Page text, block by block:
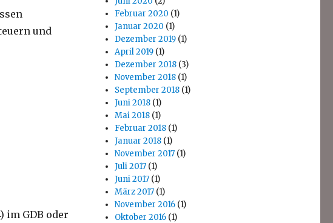
und
im GDB oder
Februar 2020 (1)
Januar 2020 (1)
Dezember 2019 (1)
April 2019 (1)
Dezember 2018 (3)
November 2018 (1)
September 2018 (1)
Juni 2018 (1)
Mai 2018 (1)
Februar 2018 (1)
Januar 2018 (1)
November 2017 (1)
Juli 2017 (1)
Juni 2017 (1)
März 2017 (1)
November 2016 (1)
Oktober 2016 (1)